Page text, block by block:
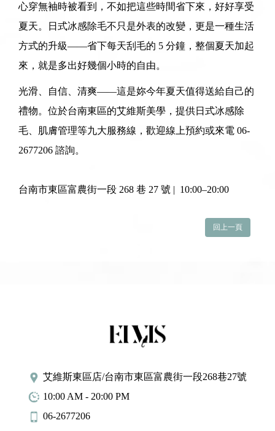
心穿無袖時被看到，不如把這些時間省下來，好好享受
夏天。日式冰感除毛不只是外表的改變，更是一種生活
方式的升級——省下每天刮毛的 5 分鐘，整個夏天加起
來，就是多出好幾個小時的自由。
光滑、自信、清爽——這是妳今年夏天值得送給自己的
禮物。位於台南東區的艾維斯美學 ，提供日式冰感除
毛
肌膚管理等九大服務線，歡迎線上預約或來電 06-
2677206 諮詢。
台南市東區富農街一段 268 巷 27 號 | 10:00–20:00
回上一頁
艾維斯東區店/台南市東區富農街一段268巷27號
10:00 AM - 20:00 PM
06-2677206